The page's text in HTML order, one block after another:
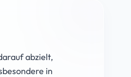
abzielt,
in